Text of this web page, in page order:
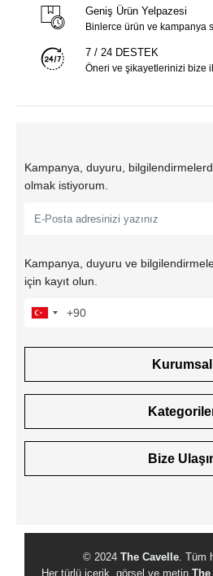
Geniş Ürün Yelpazesi
Binlerce ürün ve kampanya
7 / 24 DESTEK
Öneri ve şikayetlerinizi bize
Kampanya, duyuru,
olmak istiyorum.
Kampanya, duyuru ve
için kayıt olun.
Kurumsal
Bize
© 2024 The Cavelle. Tüm
Her türlü içerik, görsel ve metin The